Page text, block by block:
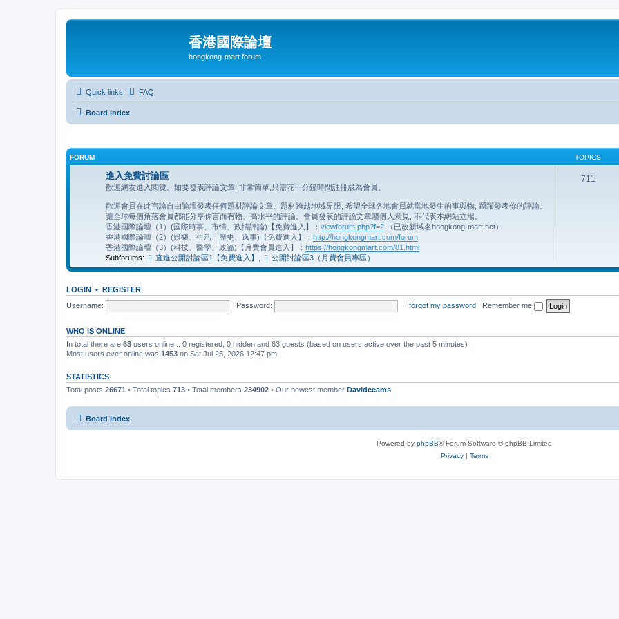
香港國際論壇
hongkong-mart forum
Quick links FAQ
Board index
FORUM TOPICS
進入免費討論區
歡迎網友進入閱覽。如要發表評論文章, 非常簡單,只需花一分鐘時間註冊成為會員。
歡迎會員在此言論自由論壇發表任何題材評論文章。題材跨越地域界限, 希望全球各地會員就當地發生的事與物, 踴躍發表你的評論。
讓全球每個角落會員都能分享你言而有物、高水平的評論。會員發表的評論文章屬個人意見, 不代表本網站立場。
香港國際論壇（1）(國際時事、市情、政情評論)【免費進入】： viewforum.php?f=2 （已改新域名hongkong-mart.net）
香港國際論壇（2）(娛樂、生活、歷史、逸事)【免費進入】： http://hongkongmart.com/forum
香港國際論壇（3）(科技、醫學、政論)【月費會員進入】： https://hongkongmart.com/81.html
Subforums:
直進公開討論區1【免費進入】 公開討論區3（月費會員專區）
711
LOGIN • REGISTER
Username:
Password: I forgot my password | Remember me
WHO IS ONLINE
In total there are 63 users online :: 0 registered, 0 hidden and 63 guests (based on users active over the past 5 minutes)
Most users ever online was 1453 on Sat Jul 25, 2026 12:47 pm
STATISTICS
Total posts 26671 • Total topics 713 • Total members 234902 • Our newest member Davidceams
Board index
Powered by phpBB® Forum Software © phpBB Limited
Privacy| Terms